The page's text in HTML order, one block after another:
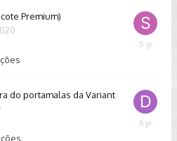
Premium)
do portamalas da Variant
October